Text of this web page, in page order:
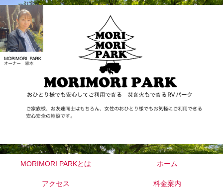
MORIMORI PARKとは ホーム
アクセス 料金案内